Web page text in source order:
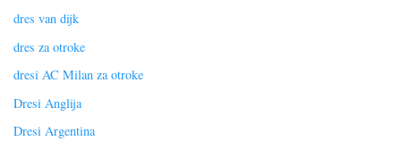
dres van dijk
dres za otroke
dresi AC Milan za otroke
Dresi Anglija
Dresi Argentina